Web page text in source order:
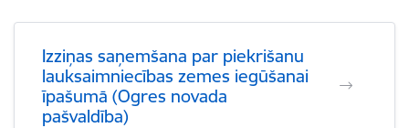
Izziņas saņemšana par piekrišanu
lauksaimniecības zemes iegūšanai
īpašumā (Ogres novada
pašvaldība)